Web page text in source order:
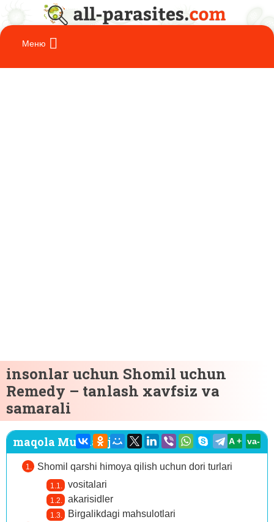
insonlar uchun Shomil uchun
Remedy – tanlash xavfsiz va
samarali
maqola Mundarija:
Shomil qarshi himoya qilish uchun dori turlari
vositalari
akarisidler
Birgalikdagi mahsulotlari
A + va-